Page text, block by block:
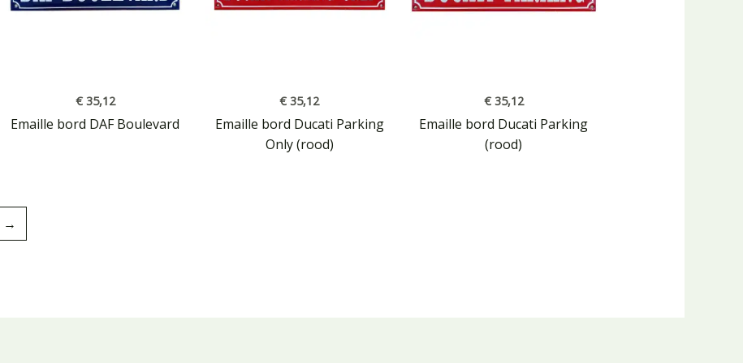
€35,12
Emaille bord DAF Boulevard
€ 35,12
Emaille bord Ducati Parking
Only (rood)
€35,12
Emaille bord Ducati Parking
(rood)
→